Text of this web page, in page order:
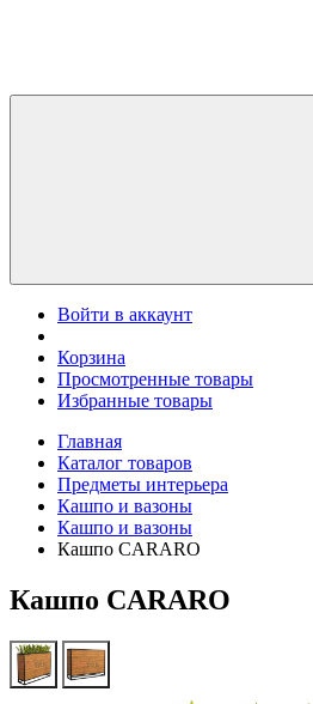
Войти в аккаунт
Корзина
Просмотренные товары
Избранные товары
Главная
Каталог товаров
Предметы интерьера
Кашпо и вазоны
Кашпо и вазоны
Кашпо CARARO
Кашпо CARARO